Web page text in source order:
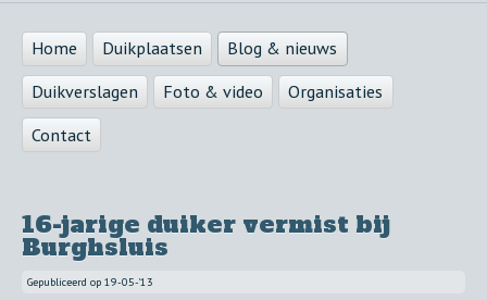
Home Duikplaatsen
Blog & nieuws
Duikverslagen
Foto & video
Organisaties
Contact
16-jarige duiker vermist bij
Burghsluis
Gepubliceerd op 19-05-'13